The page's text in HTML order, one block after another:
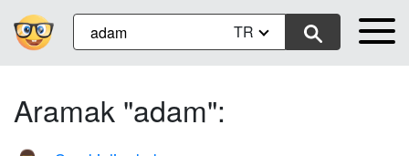
TR
Aramak "adam":